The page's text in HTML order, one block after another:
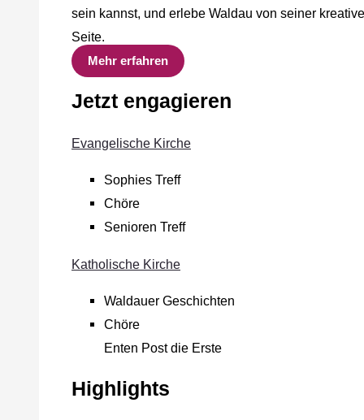
sein kannst, und erlebe Waldau von seiner
Seite.
Mehr erfahren
Jetzt engagieren
Evangelische Kirche
Sophies Treff
Chöre
Senioren Treff
Katholische Kirche
Waldauer Geschichten
Chöre
Enten Post die Erste
Highlights